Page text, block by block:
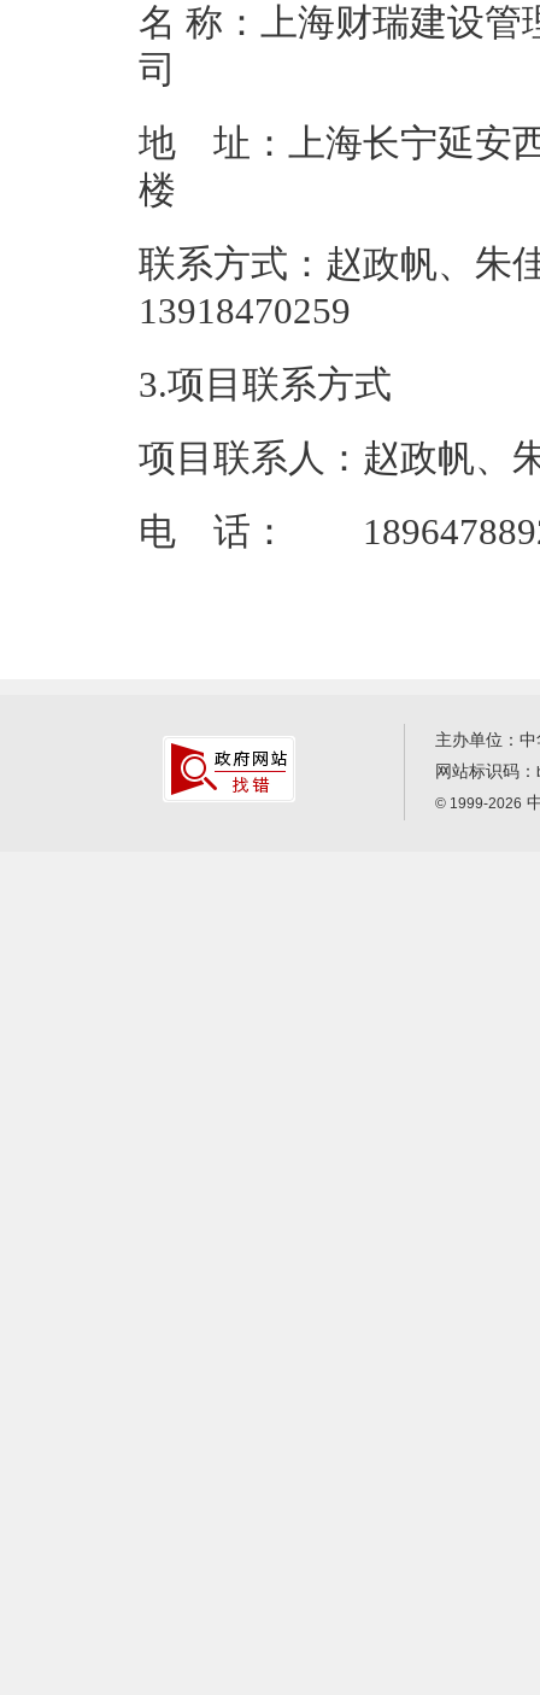
名 称：上海财瑞建设管
地 址：上海长宁延安
联系方式：赵政帆、朱
3.项目联系方式
项目联系人：赵政帆、
电 话：
主办单位：
网站标识码：
© 1999-2026